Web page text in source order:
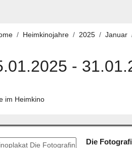
Heimkinojahre 2025 Januar
-
im Heimkino
Die